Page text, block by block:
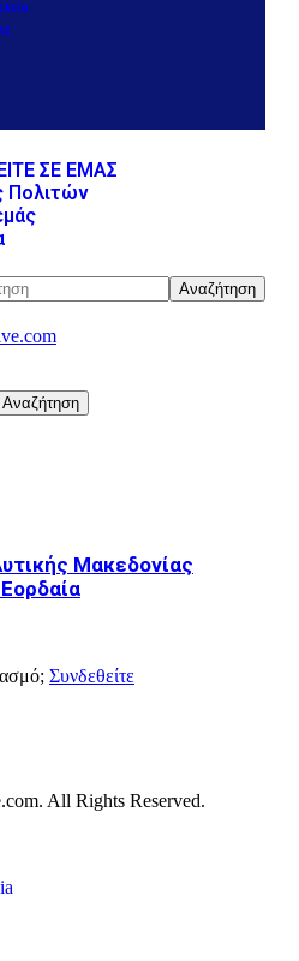
ΣΕ ΕΜΑΣ
Πολιτών
Μακεδονίας
Συνδεθείτε
All Rights Reserved.